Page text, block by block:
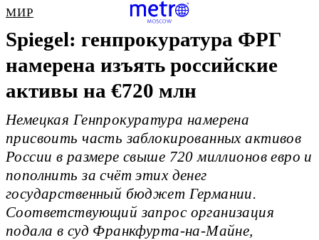
МИР
Spiegel: генпрокуратура ФРГ
намерена изъять российские
активы на €720 млн
Немецкая Генпрокуратура намерена
присвоить часть заблокированных активов
России в размере свыше 720 миллионов евро и
пополнить за счёт этих денег
государственный бюджет Германии.
Соответствующий запрос организация
подала в суд Франкфурта-на-Майне,